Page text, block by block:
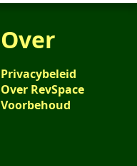
Over
Privacybeleid
Over RevSpace
Voorbehoud